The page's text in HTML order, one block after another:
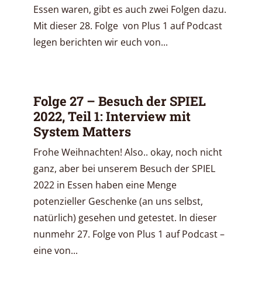
Essen waren, gibt es auch zwei Folgen dazu.
Mit dieser 28. Folge von Plus 1 auf Podcast
legen berichten wir euch von...
Folge 27 – Besuch der SPIEL
2022, Teil 1: Interview mit
System Matters
Frohe Weihnachten! Also.. okay, noch nicht
ganz, aber bei unserem Besuch der SPIEL
2022 in Essen haben eine Menge
potenzieller Geschenke (an uns selbst,
natürlich) gesehen und getestet. In dieser
nunmehr 27. Folge von Plus 1 auf Podcast –
eine von...